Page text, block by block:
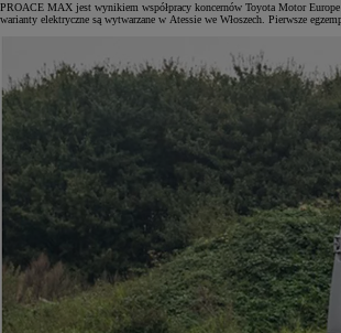
PROACE MAX jest wynikiem współpracy koncernów Toyota Motor
warianty elektryczne są wytwarzane w Atessie we Włoszech. Pierwsze